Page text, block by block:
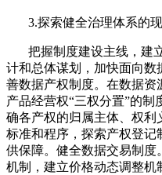
3.探索健全治理体系的
把握制度建设主线，建
计和总体谋划，加快面向
善数据产权制度。在数据
产品经营权“三权分置”的制
确各产权的归属主体、权利
标准和程序，探索产权登记
供保障。健全数据交易制度
机制，建立价格动态调整